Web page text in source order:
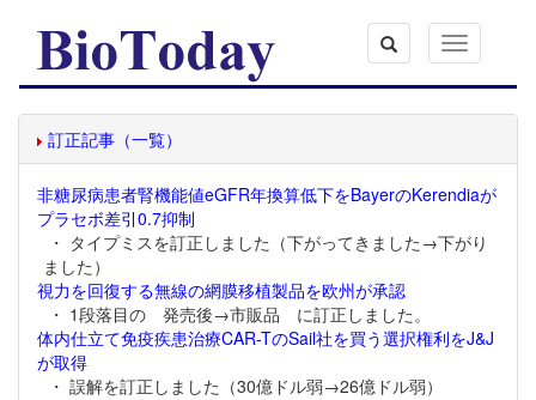
Toggle
navigation
訂正記事（一覧）
非糖尿病患者腎機能値eGFR年換算低下をBayerのKerendiaが
プラセボ差引0.7抑制
・ タイプミスを訂正しました（下がってきました→下がり
ました）
視力を回復する無線の網膜移植製品を欧州が承認
・ 1段落目の 発売後→市販品 に訂正しました。
体内仕立て免疫疾患治療CAR-TのSail社を買う選択権利をJ&J
が取得
・ 誤解を訂正しました（30億ドル弱→26億ドル弱）